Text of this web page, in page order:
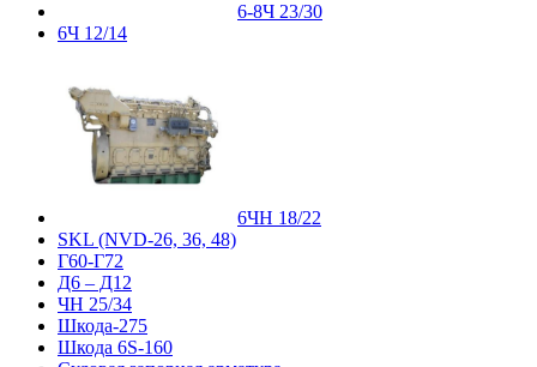
6-8Ч 23/30
6Ч 12/14
6ЧН 18/22
SKL (NVD-26, 36, 48)
Г60-Г72
Д6 – Д12
ЧН 25/34
Шкода-275
Шкода 6S-160